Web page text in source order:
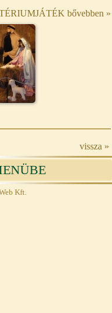
bővebben »
vissza »
Kft.